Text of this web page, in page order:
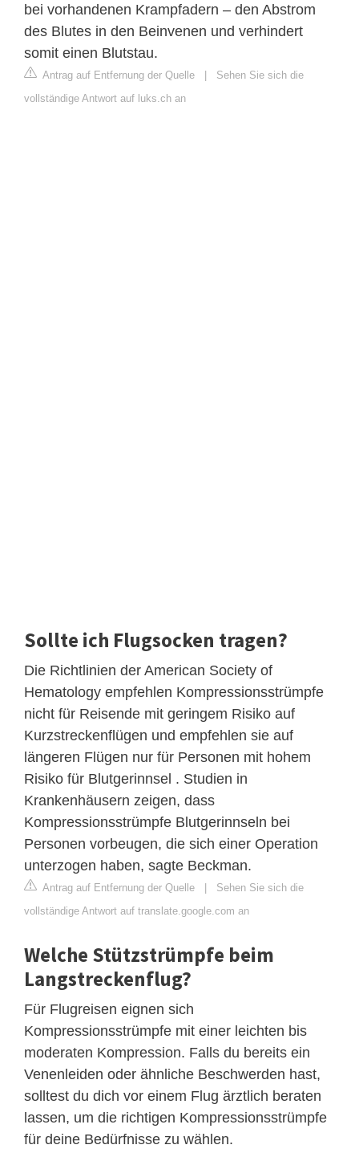
bei vorhandenen Krampfadern – den Abstrom
des Blutes in den Beinvenen und verhindert
somit einen Blutstau.
Antrag auf Entfernung der Quelle | Sehen Sie sich die
vollständige Antwort auf luks.ch an
Sollte ich Flugsocken tragen?
Die Richtlinien der American Society of
Hematology empfehlen Kompressionsstrümpfe
nicht für Reisende mit geringem Risiko auf
Kurzstreckenflügen und empfehlen sie auf
längeren Flügen nur für Personen mit hohem
Risiko für Blutgerinnsel . Studien in
Krankenhäusern zeigen, dass
Kompressionsstrümpfe Blutgerinnseln bei
Personen vorbeugen, die sich einer Operation
unterzogen haben, sagte Beckman.
Antrag auf Entfernung der Quelle | Sehen Sie sich die
vollständige Antwort auf translate.google.com an
Welche Stützstrümpfe beim
Langstreckenflug?
Für Flugreisen eignen sich
Kompressionsstrümpfe mit einer leichten bis
moderaten Kompression. Falls du bereits ein
Venenleiden oder ähnliche Beschwerden hast,
solltest du dich vor einem Flug ärztlich beraten
lassen, um die richtigen Kompressionsstrümpfe
für deine Bedürfnisse zu wählen.